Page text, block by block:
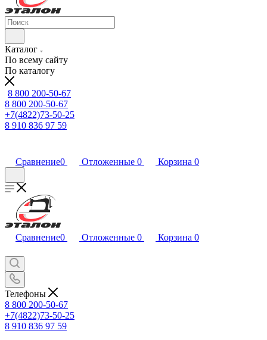
Каталог
По всему сайту
По каталогу
8 800 200-50-67
8 800 200-50-67
+7(4822)73-50-25
8 910 836 97 59
Сравнение0 Отложенные 0 Корзина 0
Сравнение0 Отложенные 0 Корзина 0
Телефоны
8 800 200-50-67
+7(4822)73-50-25
8 910 836 97 59